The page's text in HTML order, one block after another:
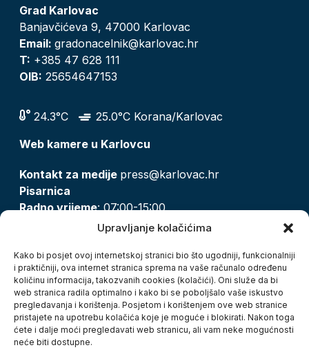
Upravljanje kolačićima
Kako bi posjet ovoj internetskoj stranici bio što ugodniji, funkcionalniji
i praktičniji, ova internet stranica sprema na vaše računalo određenu
količinu informacija, takozvanih cookies (kolačići). Oni služe da bi
web stranica radila optimalno i kako bi se poboljšalo vaše iskustvo
pregledavanja i korištenja. Posjetom i korištenjem ove web stranice
pristajete na upotrebu kolačića koje je moguće i blokirati. Nakon toga
ćete i dalje moći pregledavati web stranicu, ali vam neke mogućnosti
neće biti dostupne.
Grad Karlovac
Banjavčićeva 9, 47000 Karlovac
Email: gradonacelnik@karlovac.hr
T: +385 47 628 111
OIB: 25654647153
24.3°C
25.0°C Korana/Karlovac
Web kamere u Karlovcu
Kontakt za medije press@karlovac.hr
Pisarnica
Radno vrijeme: 07:00-15:00
pisarnica@karlovac.hr
Zaštita osobnih podataka
Pristup informacijama
Kolačići
Izjava o pristupačnosti